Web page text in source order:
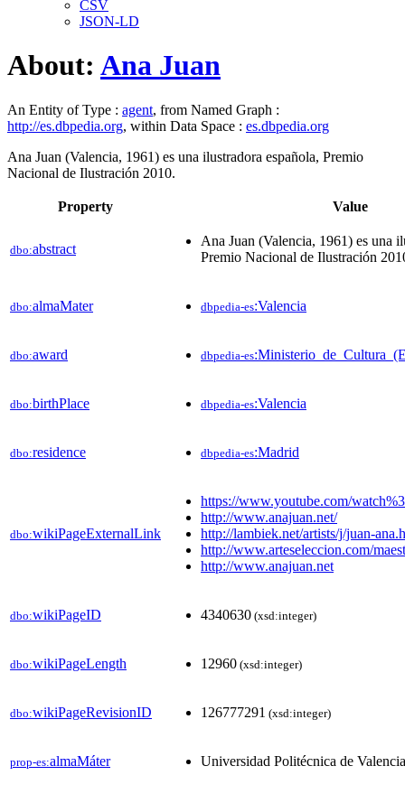
CSV
JSON-LD
About: Ana Juan
An Entity of Type : agent, from Named Graph :
http://es.dbpedia.org, within Data Space : es.dbpedia.org
Ana Juan (Valencia, 1961) es una ilustradora española, Premio
Nacional de Ilustración 2010.
Property Value
dbo:abstract
Ana Juan (Valencia, 1961) es una
Premio Nacional de Ilustración
dbo:almaMater dbpedia-es:Valencia
dbo:award dbpedia-es
dbo:birthPlace dbpedia-es:Valencia
dbo:residence dbpedia-es:Madrid
dbo:wikiPageExternalLink
https://www.youtube.com/
http://www.anajuan.net/
http://lambiek.net/artists/j/juan-
http://www.arteseleccion.com/
http://www.anajuan.net
dbo:wikiPageID 4340630 (xsd:integer)
dbo:wikiPageLength 12960 (xsd:integer)
dbo:wikiPageRevisionID 126777291 (xsd:integer)
prop-es:almaMáter Universidad Politécnica de Valencia